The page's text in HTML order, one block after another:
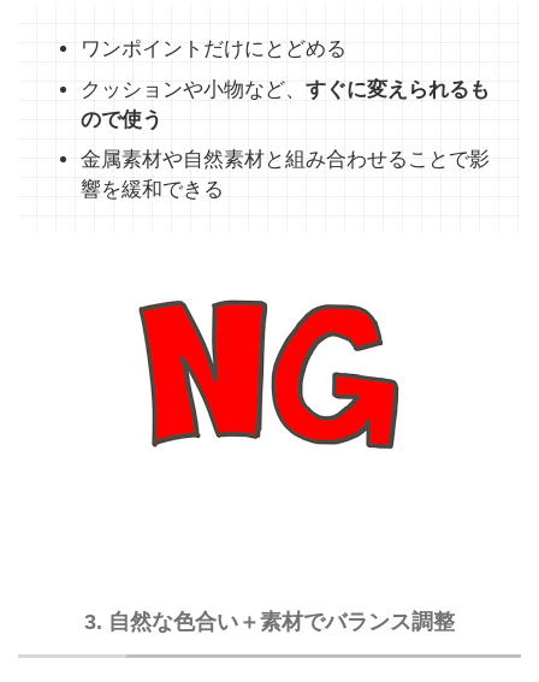
ワンポイントだけにとどめる
クッションや小物など、 すぐに変えられるも
ので使う
金属素材や自然素材と組み合わせることで影
響を緩和できる
3. 自然な色合い＋素材でバランス調整